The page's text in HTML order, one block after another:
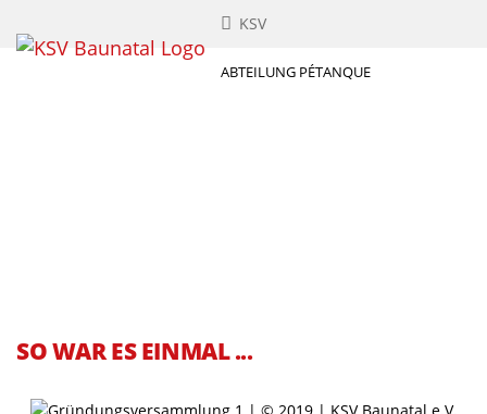
KSV
ABTEILUNG PÉTANQUE
SO WAR ES EINMAL ...